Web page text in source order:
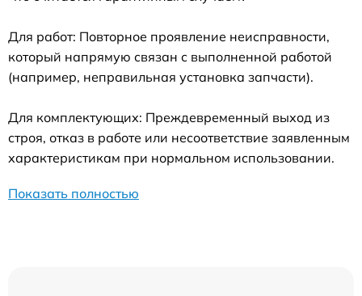
Для работ: Повторное проявление неисправности,
который напрямую связан с выполненной работой
(например, неправильная установка запчасти).
Для комплектующих: Преждевременный выход из
строя, отказ в работе или несоответствие заявленным
характеристикам при нормальном использовании.
Показать полностью